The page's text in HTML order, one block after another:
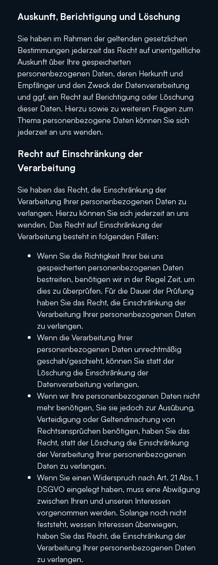
Auskunft, Berichtigung und Löschung
Sie haben im Rahmen der geltenden gesetzlichen
Bestimmungen jederzeit das Recht auf unentgeltliche
Auskunft über Ihre gespeicherten
personenbezogenen Daten, deren Herkunft und
Empfänger und den Zweck der Datenverarbeitung
und ggf. ein Recht auf Berichtigung oder Löschung
dieser Daten. Hierzu sowie zu weiteren Fragen zum
Thema personenbezogene Daten können Sie sich
jederzeit an uns wenden.
Recht auf Einschränkung der
Verarbeitung
Sie haben das Recht, die Einschränkung der
Verarbeitung Ihrer personenbezogenen Daten zu
verlangen. Hierzu können Sie sich jederzeit an uns
wenden. Das Recht auf Einschränkung der
Verarbeitung besteht in folgenden Fällen:
Wenn Sie die Richtigkeit Ihrer bei uns
gespeicherten personenbezogenen Daten
bestreiten, benötigen wir in der Regel Zeit, um
dies zu überprüfen. Für die Dauer der Prüfung
haben Sie das Recht, die Einschränkung der
Verarbeitung Ihrer personenbezogenen Daten
zu verlangen.
Wenn die Verarbeitung Ihrer
personenbezogenen Daten unrechtmäßig
geschah/geschieht, können Sie statt der
Löschung die Einschränkung der
Datenverarbeitung verlangen.
Wenn wir Ihre personenbezogenen Daten nicht
mehr benötigen, Sie sie jedoch zur Ausübung,
Verteidigung oder Geltendmachung von
Rechtsansprüchen benötigen, haben Sie das
Recht, statt der Löschung die Einschränkung
der Verarbeitung Ihrer personenbezogenen
Daten zu verlangen.
Wenn Sie einen Widerspruch nach Art. 21 Abs. 1
DSGVO eingelegt haben, muss eine Abwägung
zwischen Ihren und unseren Interessen
vorgenommen werden. Solange noch nicht
feststeht, wessen Interessen überwiegen,
haben Sie das Recht, die Einschränkung der
Verarbeitung Ihrer personenbezogenen Daten
zu verlangen.